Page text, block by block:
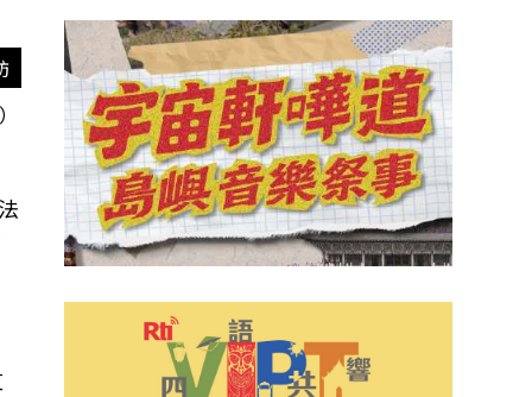
正率團訪問歐洲的立法院長韓國瑜12日下午拜會法國
等法國議員